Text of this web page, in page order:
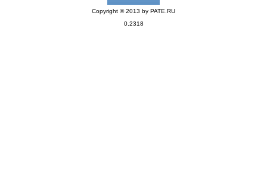
Copyright © 2013 by PATE.RU
0.2318